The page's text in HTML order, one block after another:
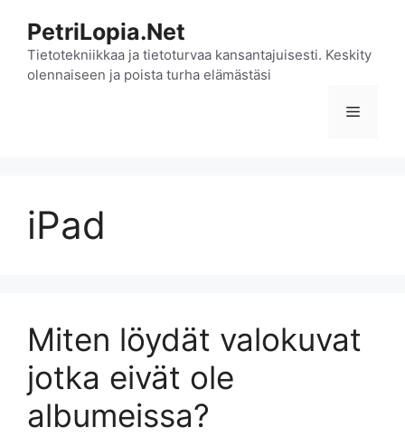
sisältöön
PetriLopia.Net
Tietotekniikkaa ja tietoturvaa kansantajuisesti. Keskity
olennaiseen ja poista turha elämästäsi
Valikko
iPad
Miten löydät valokuvat
jotka eivät ole
albumeissa?